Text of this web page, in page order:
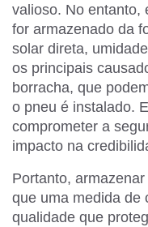
valioso. No entanto,
for armazenado da
solar direta,
os principais
borracha, que
o pneu é instalado.
comprometer a
impacto na
Portanto,
que uma medida de
qualidade que